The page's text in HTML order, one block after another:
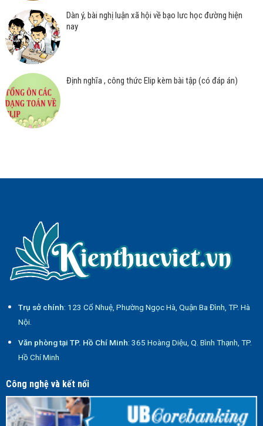
Dàn ý, bài nghị luận xã hội về bạo lưc học đường hiện
nay
Định nghĩa , công thức Elip kèm bài tập (có đáp án)
Trụ sở chính: 123 Cổ Nhuệ, Phường Ngọc Hà, Quận Ba Đình, TP. Hà
Nội.
Văn phòng tại TP. Hồ Chí Minh: 365 Hoàng Diệu, Q. Bình Thạnh, TP.
Hồ Chí Minh
Công nghệ và kết nối